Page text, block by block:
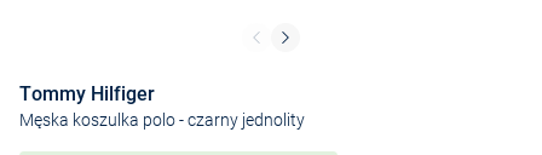
Tommy Hilfiger
Męska koszulka polo- czarny jednolity